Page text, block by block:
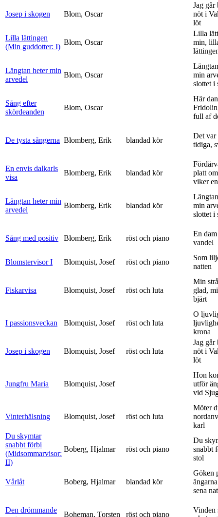
Josep i skogen Blom, Oscar
Jag går
nöt i
löt
Lilla lättingen
(Min guddotter: I)
Blom, Oscar
Lilla
min,
Längtan heter min
arvedel
Blom, Oscar
min
slottet i
Sång efter
skördeanden
Blom, Oscar
Här
full af
De tysta sångerna Blomberg, Erik blandad kör
Det var
tidiga,
En envis dalkarls
visa
Blomberg, Erik blandad kör
platt
viker
Längtan heter min
arvedel
Blomberg, Erik blandad kör
min
slottet i
Sång med positiv Blomberg, Erik röst och piano
En
vandel
Blomstervisor I Blomquist, Josef röst och piano
Som
natten
Fiskarvisa Blomquist, Josef röst och luta
Min
glad,
bjärt
I passionsveckan Blomquist, Josef röst och luta
O
krona
Josep i skogen Blomquist, Josef röst och luta
Jag går
nöt i
löt
Jungfru Maria Blomquist, Josef
Hon
utför
vid
Vinterhälsning Blomquist, Josef röst och luta
Möter
karl
Du skymtar
snabbt förbi
(Midsommarvisor:
II)
Boberg, Hjalmar röst och piano
Du
snabbt
stol
Vårlåt Boberg, Hjalmar blandad kör
Göken
sena
Den drömmande
Boheman, Torsten röst och piano
Vinden